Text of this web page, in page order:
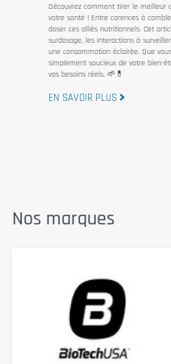
Découvrez comment tirer le meilleur
votre santé ! Entre carences à
doser ces alliés nutritionnels. Cet
surdosage, les interactions à
une consommation éclairée. Que
simplement soucieux de votre bien-
vos besoins réels. 🌱💊
EN SAVOIR PLUS
Nos marques